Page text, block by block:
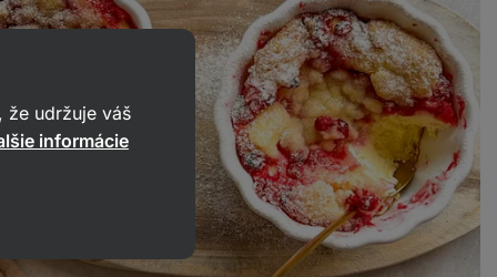
že udržuje váš
informácie